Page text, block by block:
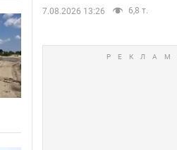
7.08.2026 13:26 6,8 т.